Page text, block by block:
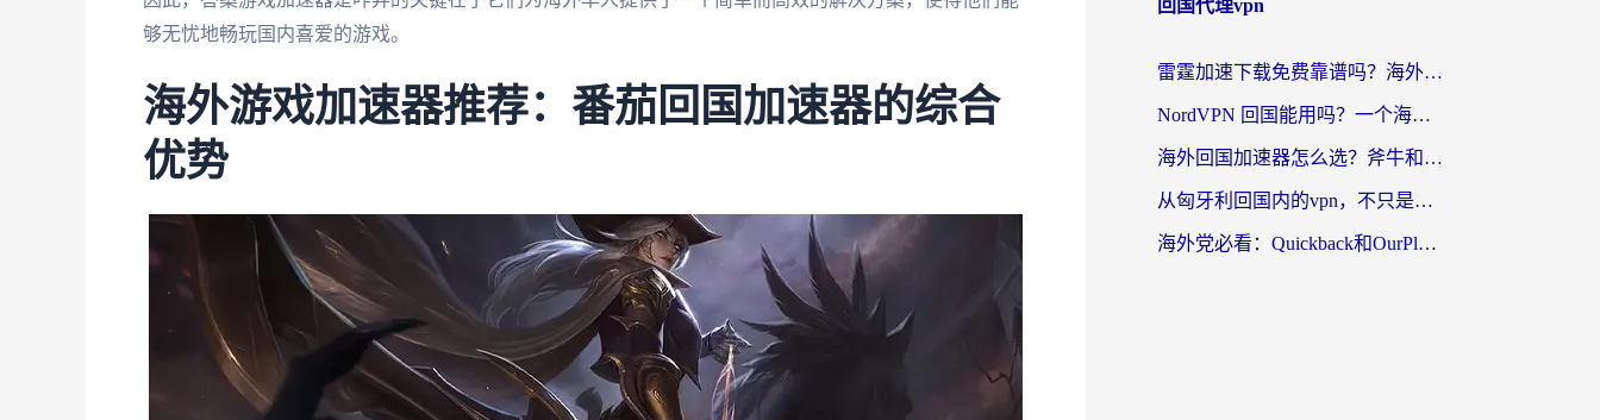
够无忧地畅玩国内喜爱的游戏。
海外游戏加速器推荐：番茄回国加速器的综合
优势
回国代理vpn
雷霆加速下载免费靠谱吗？海外党选回国加速器的避坑指南（附热门工具对比）
NordVPN 回国能用吗？一个海外用户必须面对的真实困境
海外回国加速器怎么选？斧牛和海龟哪个好？一篇帮你避开坑的实用指南
从匈牙利回国内的vpn，不只是为了刷剧那么简单
海外党必看：Quickback和OurPlay好用吗？3分钟选对回国加速器，无缝刷剧玩游戏